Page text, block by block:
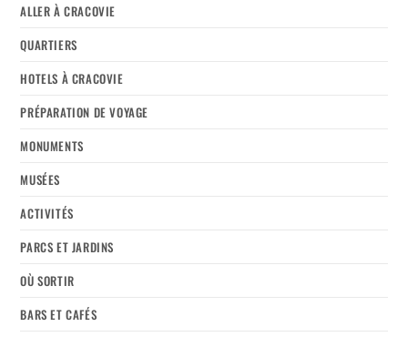
ALLER À CRACOVIE
QUARTIERS
HOTELS À CRACOVIE
PRÉPARATION DE VOYAGE
MONUMENTS
MUSÉES
ACTIVITÉS
PARCS ET JARDINS
OÙ SORTIR
BARS ET CAFÉS